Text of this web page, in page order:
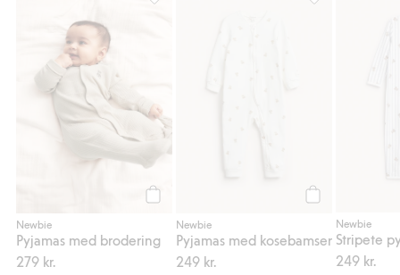
Newbie
Pyjamas med brodering
279 kr.
Newbie
Pyjamas med kosebamser
249 kr.
Newbie
249 kr.